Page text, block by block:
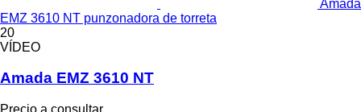
Amada
EMZ 3610 NT punzonadora de torreta
20
VÍDEO
Amada EMZ 3610 NT